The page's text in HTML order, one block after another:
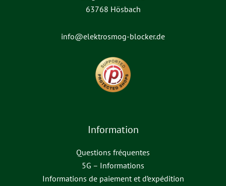
63768 Hösbach
info@elektrosmog-blocker.de
Information
Questions fréquentes
5G – Informations
Informations de paiement et d’expédition